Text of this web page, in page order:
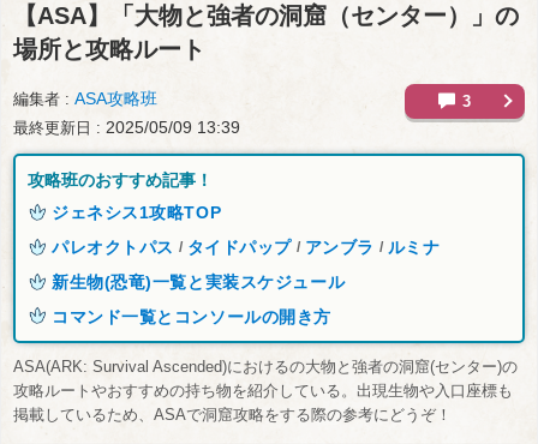
【ASA】
「大物と強者の洞窟（センター）」の
場所と攻略ルート
編集者 ASA攻略班
最終更新日 2025/05/09 13:39
3
攻略班のおすすめ記事！
ジェネシス1攻略TOP
パレオクトパス / タイドパップ / アンブラ / ルミナ
新生物(恐竜)一覧と実装スケジュール
コマンド一覧とコンソールの開き方
ASA(ARK: Survival Ascended)におけるの大物と強者の洞窟(センター)の
攻略ルートやおすすめの持ち物を紹介している。出現生物や入口座標も
掲載しているため、ASAで洞窟攻略をする際の参考にどうぞ！